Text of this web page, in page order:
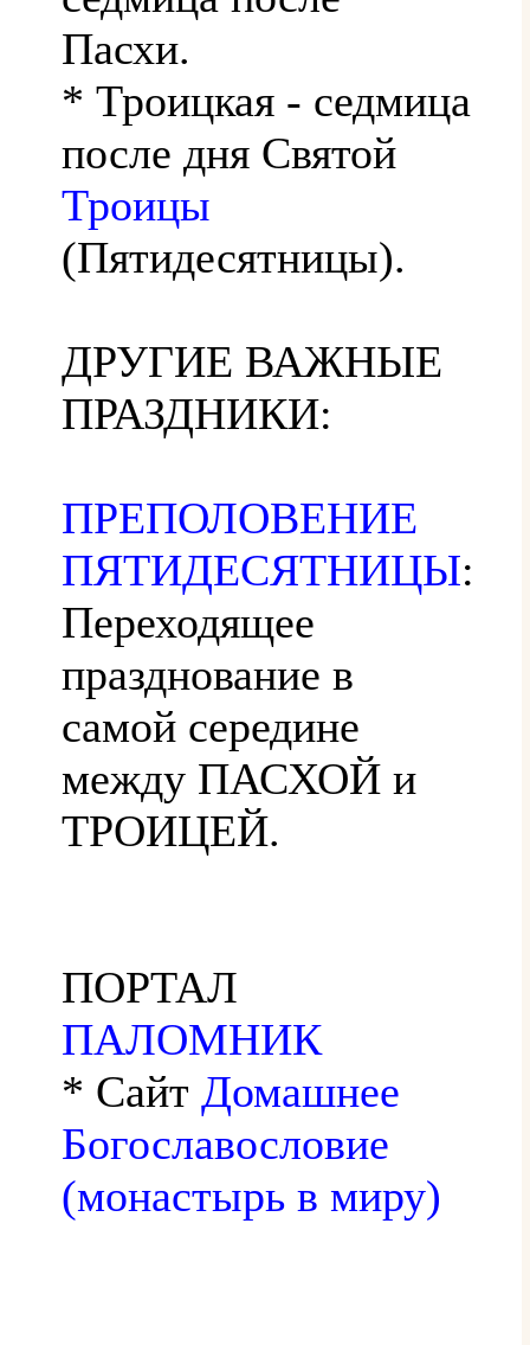
Пасхи.
* Троицкая - седмица
после дня Святой
Троицы
(Пятидесятницы).
ДРУГИЕ ВАЖНЫЕ
ПРАЗДНИКИ:
ПРЕПОЛОВЕНИЕ
ПЯТИДЕСЯТНИЦЫ:
Переходящее
празднование в
самой середине
между ПАСХОЙ и
ТРОИЦЕЙ.
ПОРТАЛ
ПАЛОМНИК
* Сайт Домашнее
Богославословие
(монастырь в миру)